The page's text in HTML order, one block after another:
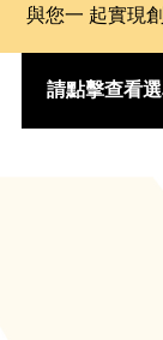
與您一 起實現創
請點擊查看